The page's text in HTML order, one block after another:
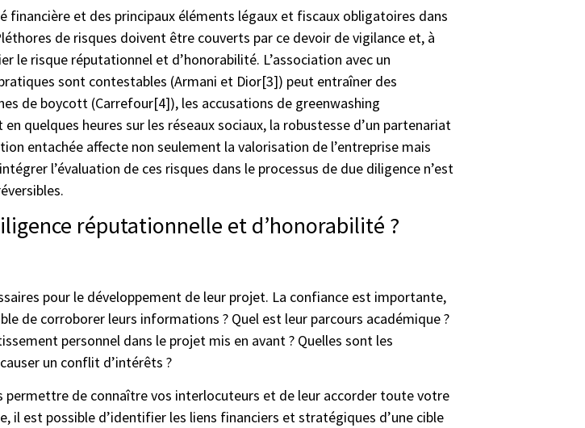
et des principaux éléments légaux et fiscaux obligatoires dans
de risques doivent être couverts par ce devoir de vigilance et, à
le risque réputationnel et d’honorabilité. L’association avec un
sont contestables (Armani et Dior[3]) peut entraîner des
de boycott (Carrefour[4]), les accusations de greenwashing
quelques heures sur les réseaux sociaux, la robustesse d’un partenariat
entachée affecte non seulement la valorisation de l’entreprise mais
l’évaluation de ces risques dans le processus de due diligence n’est
réputationnelle et d’honorabilité ?
pour le développement de leur projet. La confiance est importante,
de corroborer leurs informations ? Quel est leur parcours académique ?
personnel dans le projet mis en avant ? Quelles sont les
un conflit d’intérêts ?
permettre de connaître vos interlocuteurs et de leur accorder toute votre
est possible d’identifier les liens financiers et stratégiques d’une cible